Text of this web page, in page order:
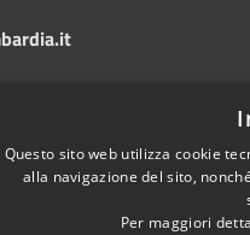
Questo sito web utilizza cookie
alla navigazione del sito,
Per maggiori